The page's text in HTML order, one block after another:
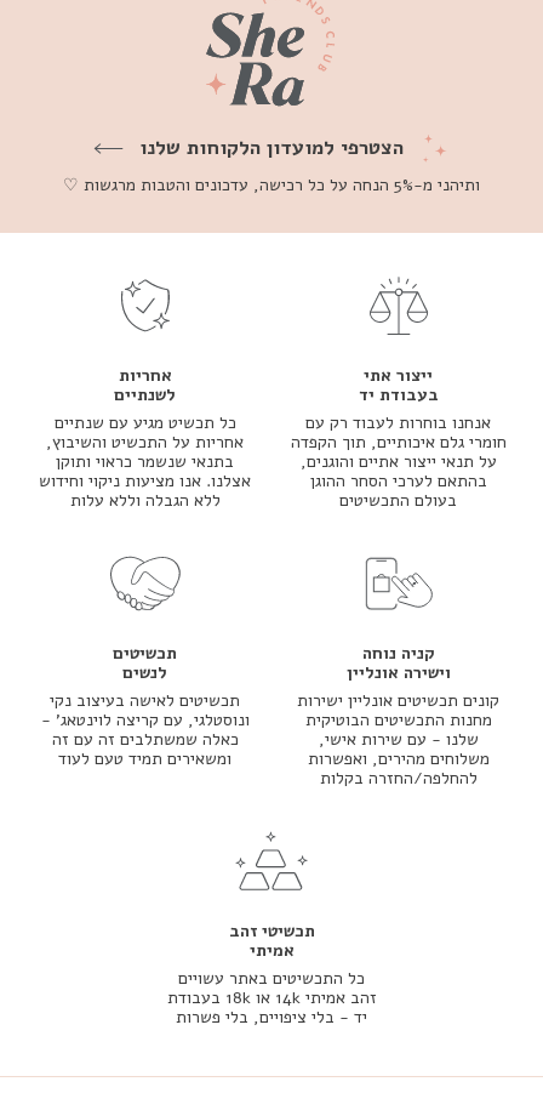
הצטרפי למועדון הלקוחות שלנו
ותיהני מ-5% הנחה על כל רכישה, עדכונים והטבות מרגשות ♡
תכשיטים
לנשים
תכשיטים לאישה בעיצוב נקי
ונוסטלגי, עם קריצה לוינטאג' -
כאלה שמשתלבים זה עם זה
ומשאירים תמיד טעם לעוד
תכשיטי זהב
אמיתי
כל התכשיטים באתר עשויים
זהב אמיתי 14k או 18k בעבודת
יד - בלי ציפויים, בלי פשרות
ייצור אתי
בעבודת יד
אנחנו בוחרות לעבוד רק עם
חומרי גלם איכותיים, תוך הקפדה
על תנאי ייצור אתיים והוגנים,
בהתאם לערכי הסחר ההוגן
בעולם התכשיטים
אחריות
לשנתיים
כל תכשיט מגיע עם שנתיים
אחריות על התכשיט והשיבוץ,
בתנאי שנשמר כראוי ותוקן
אצלנו. אנו מציעות ניקוי וחידוש
ללא הגבלה וללא עלות
קניה נוחה
וישירה אונליין
קונים תכשיטים אונליין ישירות
מחנות התכשיטים הבוטיקית
שלנו - עם שירות אישי,
משלוחים מהירים, ואפשרות
להחלפה/החזרה בקלות